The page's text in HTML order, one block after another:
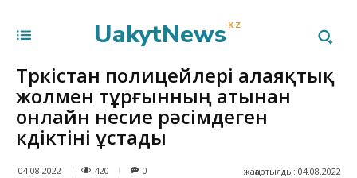
UakytNews KZ
Түркістан полицейлері алаяқтық
жолмен тұрғынның атынан
онлайн несие рәсімдеген
күдіктіні ұстады
04.08.2022 420 жаңартылды: 04.08.2022
0